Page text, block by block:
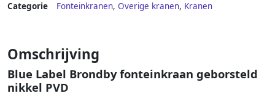
Categorie Fonteinkranen, Overige kranen, Kranen
Omschrijving
Blue Label Brondby fonteinkraan geborsteld
nikkel PVD